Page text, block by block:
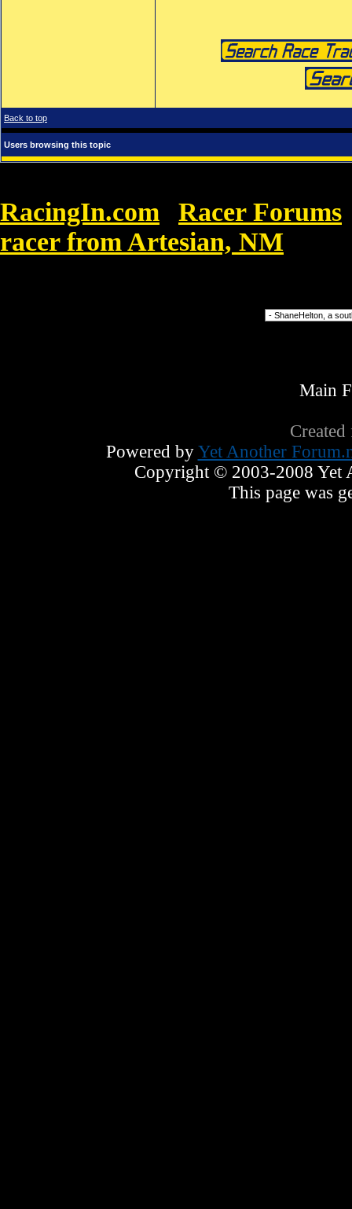
Back to top
Users browsing this topic
RacingIn.com Racer Forums
racer from Artesian, NM
Main
Powered by Yet Another
Copyright © 2003-2008 Yet
This page was